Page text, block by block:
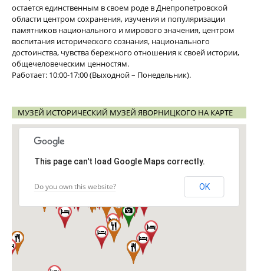
остается единственным в своем роде в Днепропетровской
области центром сохранения, изучения и популяризации
памятников национального и мирового значения, центром
воспитания исторического сознания, национального
достоинства, чувства бережного отношения к своей истории,
общечеловеческим ценностям.
Работает: 10:00-17:00 (Выходной – Понедельник).
МУЗЕЙ ИСТОРИЧЕСКИЙ МУЗЕЙ ЯВОРНИЦКОГО НА КАРТЕ
This page can't load Google Maps correctly.
Do you own this website? OK